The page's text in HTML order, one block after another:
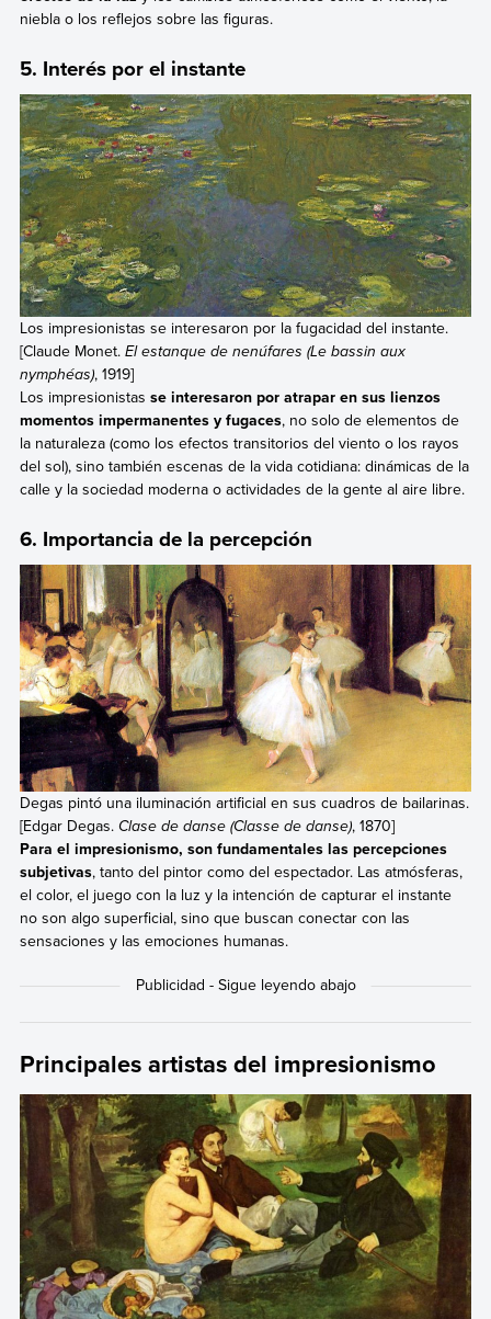
niebla o los reflejos sobre las figuras.
5. Interés por el instante
Los impresionistas se interesaron por la fugacidad del instante.
[Claude Monet.El estanque de nenúfares (Le bassin aux
nymphéas), 1919]
Los impresionistas se interesaron por atrapar en sus lienzos
momentos impermanentes y fugaces, no solo de elementos de
la naturaleza (como los efectos transitorios del viento o los rayos
del sol), sino también escenas de la vida cotidiana: dinámicas de la
calle y la sociedad moderna o actividades de la gente al aire libre.
6. Importancia de la percepción
Degas pintó una iluminación artificial en sus cuadros de bailarinas.
[Edgar Degas. Clase de danse (Classe de danse), 1870]
Para el impresionismo, son fundamentales las percepciones
subjetivas, tanto del pintor como del espectador. Las atmósferas,
el color, el juego con la luz y la intención de capturar el instante
no son algo superficial, sino que buscan conectar con las
sensaciones y las emociones humanas.
Principales artistas del impresionismo